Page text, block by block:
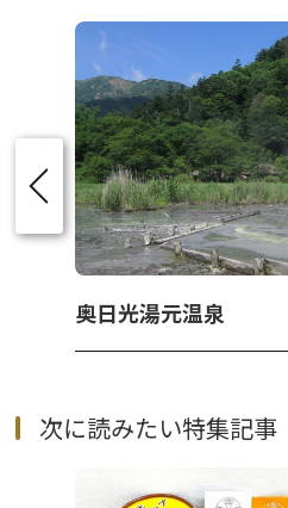
奥日光湯元温泉
次に読みたい特集記事